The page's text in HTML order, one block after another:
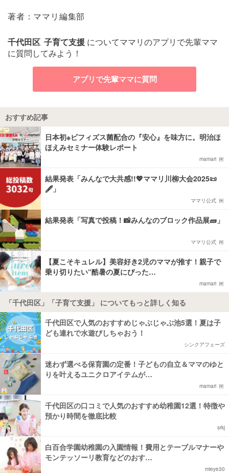
著者：ママリ編集部
千代田区 子育て支援 についてママリのアプリで先輩ママ
に質問してみよう！
アプリで先輩ママに質問
おすすめ記事
日本初※ビフィズス菌配合の『安心』を味方に。明治ほ
ほえみセミナー体験レポート
mamari
結果発表「みんなで大共感!!💖ママリ川柳大会2025📜
🖋️」
ママリ公式
結果発表「写真で投稿！📸みんなのブロック作品展🧱」
ママリ公式
【夏こそキュレル】美容好き2児のママが推す！親子で
乗り切りたい“酷暑の夏にぴった…
mamari
「千代田区」「子育て支援」 についてもっと詳しく知る
千代田区で人気のおすすめじゃぶじゃぶ池5選！夏は子
ども連れで水遊びしちゃおう！
シンクアフェーズ
迷わず選べる保育園の定番！子どもの自立＆ママのゆと
りを叶えるユニクロアイテムが…
mamari
千代田区の口コミで人気のおすすめ幼稚園12選！特徴や
預かり時間を徹底比較
srkj
白百合学園幼稚園の入園情報！費用とテーブルマナーや
モンテッソーリ教育などのおす…
mieye30